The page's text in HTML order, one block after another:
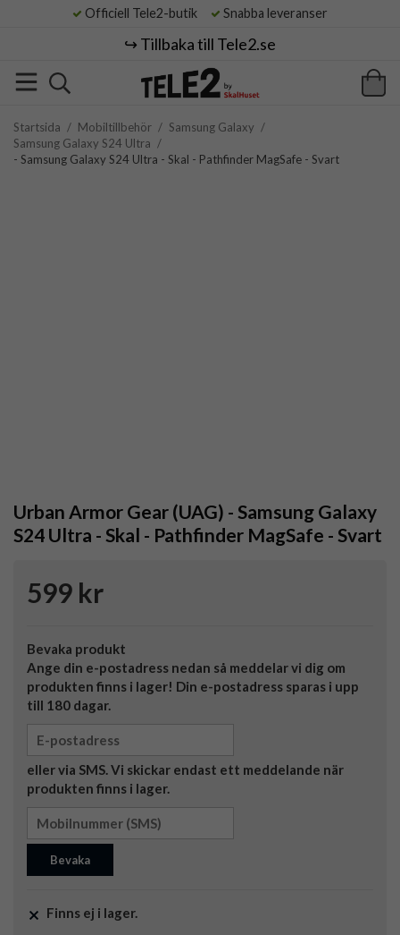
Officiell Tele2-butik Snabba leveranser
↪️ Tillbaka till Tele2.se
Startsida / Mobiltillbehör / Samsung Galaxy /
Samsung Galaxy S24 Ultra /
- Samsung Galaxy S24 Ultra - Skal - Pathfinder MagSafe - Svart
Urban Armor Gear (UAG) - Samsung Galaxy
S24 Ultra - Skal - Pathfinder MagSafe - Svart
599 kr
Bevaka produkt
Ange din e-postadress nedan så meddelar vi dig om
produkten finns i lager! Din e-postadress sparas i upp
till 180 dagar.
eller via SMS. Vi skickar endast ett meddelande när
produkten finns i lager.
Bevaka
Finns ej i lager.